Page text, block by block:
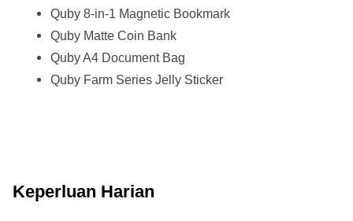
Quby 8-in-1 Magnetic Bookmark
Quby Matte Coin Bank
Quby A4 Document Bag
Quby Farm Series Jelly Sticker
Keperluan Harian